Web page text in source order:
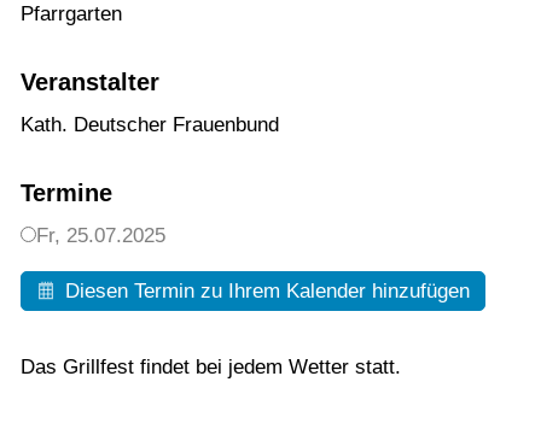
Pfarrgarten
Veranstalter
Kath. Deutscher Frauenbund
Termine
Fr, 25.07.2025
Diesen Termin zu Ihrem Kalender hinzufügen
Das Grillfest findet bei jedem Wetter statt.